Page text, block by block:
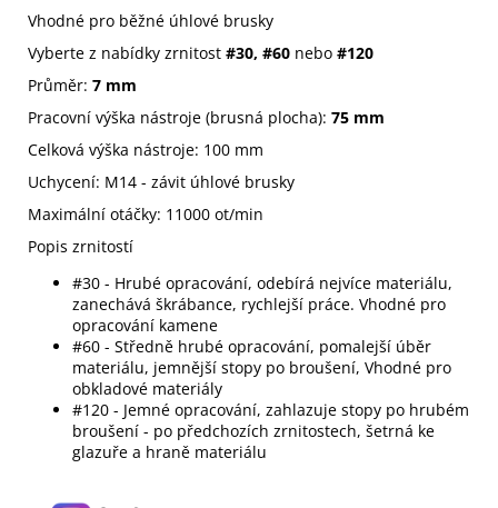
Vhodné pro běžné úhlové brusky
Vyberte z nabídky zrnitost #30, #60 nebo #120
Průměr: 7 mm
Pracovní výška nástroje (brusná plocha): 75 mm
Celková výška nástroje: 100 mm
Uchycení: M14 - závit úhlové brusky
Maximální otáčky: 11000 ot/min
Popis zrnitostí
#30 - Hrubé opracování, odebírá nejvíce materiálu,
zanechává škrábance, rychlejší práce. Vhodné pro
opracování kamene
#60 - Středně hrubé opracování, pomalejší úběr
materiálu, jemnější stopy po broušení, Vhodné pro
obkladové materiály
#120 - Jemné opracování, zahlazuje stopy po hrubém
broušení - po předchozích zrnitostech, šetrná ke
glazuře a hraně materiálu